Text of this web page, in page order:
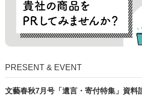
PRESENT & EVENT
文藝春秋7月号「遺言・寄付特集」資料